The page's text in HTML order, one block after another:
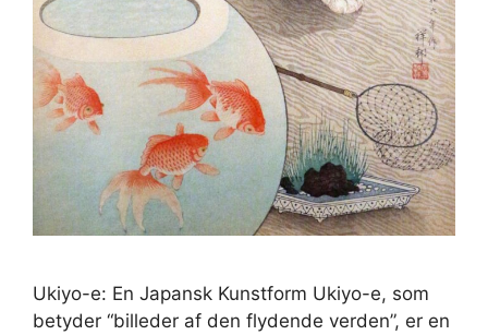
Ukiyo-e: En Japansk Kunstform Ukiyo-e, som
betyder “billeder af den flydende verden”, er en